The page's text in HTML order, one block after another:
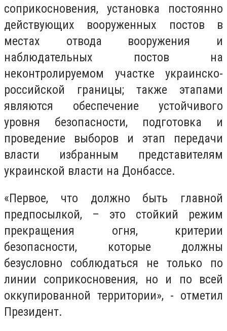
соприкосновения, установка постоянно
действующих вооруженных постов в
местах отвода вооружения и
наблюдательных постов на
неконтролируемом участке украинско-
российской границы; также этапами
являются обеспечение устойчивого
уровня безопасности, подготовка и
проведение выборов и этап передачи
власти избранным представителям
украинской власти на Донбассе.
«Первое, что должно быть главной
предпосылкой, – это стойкий режим
прекращения огня, критерии
безопасности, которые должны
безусловно соблюдаться не только по
линии соприкосновения, но и по всей
оккупированной территории», - отметил
Президент.